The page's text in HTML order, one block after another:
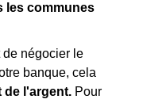
les communes
de négocier le
banque, cela
de l'argent. Pour